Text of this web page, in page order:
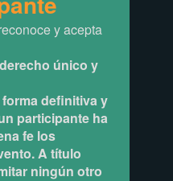
y acepta
único y
definitiva y
participante ha
fe los
A título
ningún otro